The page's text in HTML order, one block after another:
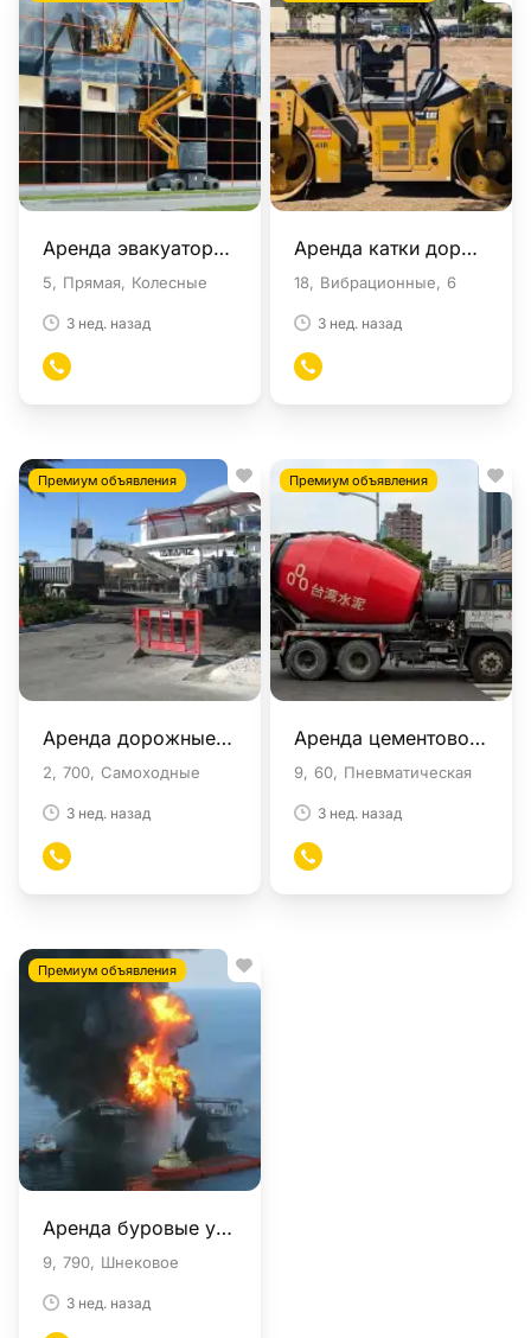
Аренда эвакуаторы в Москве
5 Прямая Колесные
3 нед. назад
Аренда катки дорожные в Москве
18 Вибрационные 6
3 нед. назад
Премиум объявления
Аренда дорожные фрезы в Москве
2 700 Самоходные
3 нед. назад
Премиум объявления
Аренда цементовоз в Москве
9 60 Пневматическая
3 нед. назад
Премиум объявления
Аренда буровые установки в Москве
9 790 Шнековое
3 нед. назад